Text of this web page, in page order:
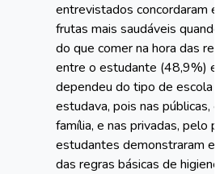
entrevistados concordaram
frutas mais saudáveis
do que comer na hora das
entre o estudante (48,9%) e
dependeu do tipo de escola
estudava, pois nas públicas,
família, e nas privadas, pelo
estudantes demonstraram
das regras básicas de